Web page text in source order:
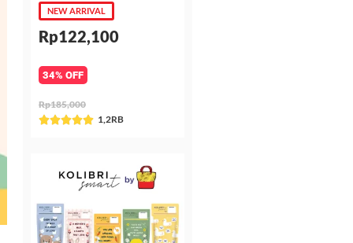
NEW ARRIVAL
Rp122,100
34% OFF
Rp185,000
Rated
of
1,2RB